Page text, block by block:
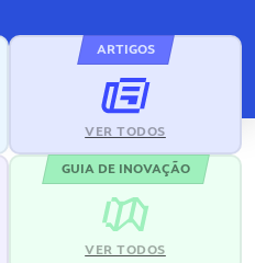
ARTIGOS
VER TODOS
GUIA DE INOVAÇÃO
VER TODOS